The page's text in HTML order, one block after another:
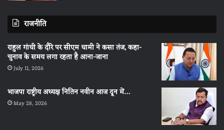
राजनीति
राहुल गांधी के दौरे पर सीएम धामी ने कसा तंज, कहा-
चुनाव के समय लगा रहता है आना-जाना
July 11, 2026
भाजपा राष्ट्रीय अध्यक्ष नितिन नवीन आज दून में…
May 28, 2026